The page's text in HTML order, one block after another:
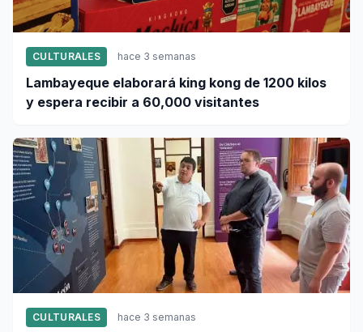
CULTURALES hace 3 semanas
Lambayeque elaborará king kong de 1200 kilos
y espera recibir a 60,000 visitantes
CULTURALES hace 3 semanas